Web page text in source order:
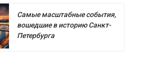
Самые масштабные события,
вошедшие в историю Санкт-
Петербурга